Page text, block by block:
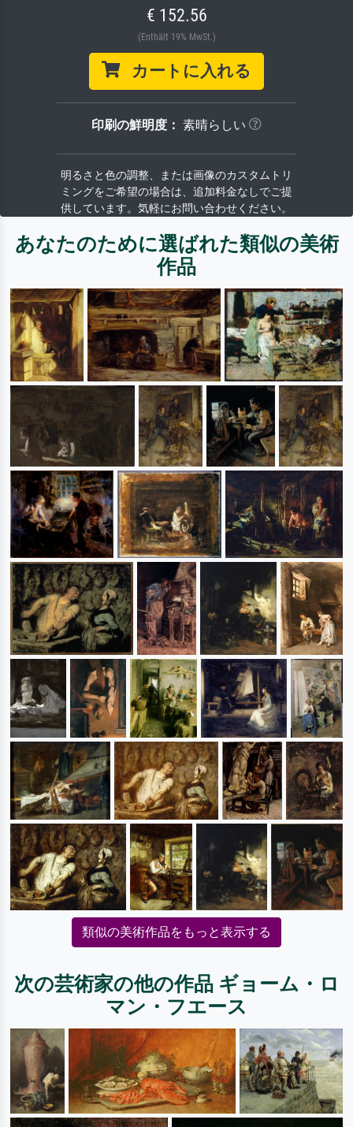
€ 152.56
(Enthält 19% MwSt.)
カートに入れる
印刷の鮮明度： 素晴らしい
明るさと色の調整、または画像のカスタムトリ
ミングをご希望の場合は、追加料金なしでご提
供しています。気軽にお問い合わせください。
あなたのために選ばれた類似の美術
作品
類似の美術作品をもっと表示する
次の芸術家の他の作品 ギョーム・ロ
マン・フエース